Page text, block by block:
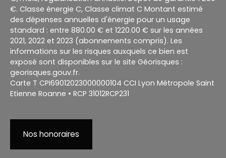
€. Classe énergie C, Classe climat C Montant estimé
des dépenses annuelles d'énergie pour un usage
standard : entre 880.00 € et 1220.00 € sur les années
2021, 2022 et 2023 (abonnements compris). Les
informations sur les risques auxquels ce bien est
exposé sont disponibles sur le site Géorisques :
georisques.gouv.fr.
Carte T CPI69012023000000104 CCI Lyon Métropole Saint
Etienne Roanne • RCP 31012RCP231
Nos honoraires